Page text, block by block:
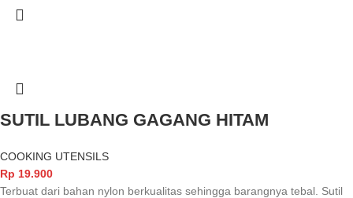
SUTIL LUBANG GAGANG HITAM
COOKING UTENSILS
Rp 19.900
Terbuat dari bahan nylon berkualitas sehingga barangnya tebal. Sutil